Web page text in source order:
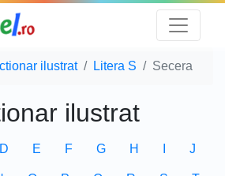
ilustrat Litera S Secera
ilustrat
D E F G H J